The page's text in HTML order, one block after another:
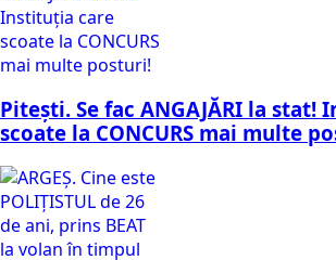
Pitești. Se fac ANGAJĂRI la stat!
scoate la CONCURS mai multe